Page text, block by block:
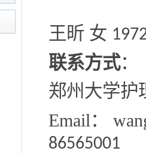
王昕 女
联系方式：
郑州大学护
Email：
86565001